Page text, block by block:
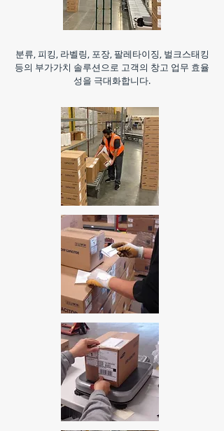
분류, 피킹, 라벨링, 포장, 팔레타이징, 벌크스태킹
등의 부가가치 솔루션으로 고객의 창고 업무 효율
성을 극대화합니다.